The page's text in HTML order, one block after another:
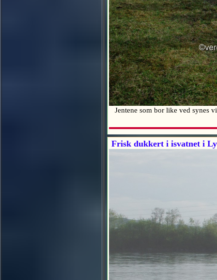
Jentene som bor like ved synes
Frisk dukkert i isvatnet i